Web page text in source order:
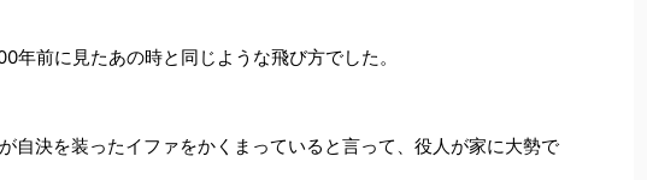
年前に見たあの時と同じような飛び方でした。
自決を装ったイファをかくまっていると言って、役人が家に大勢で